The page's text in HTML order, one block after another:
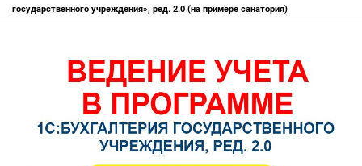
государственного учреждения», ред. 2.0 (на примере санатория)